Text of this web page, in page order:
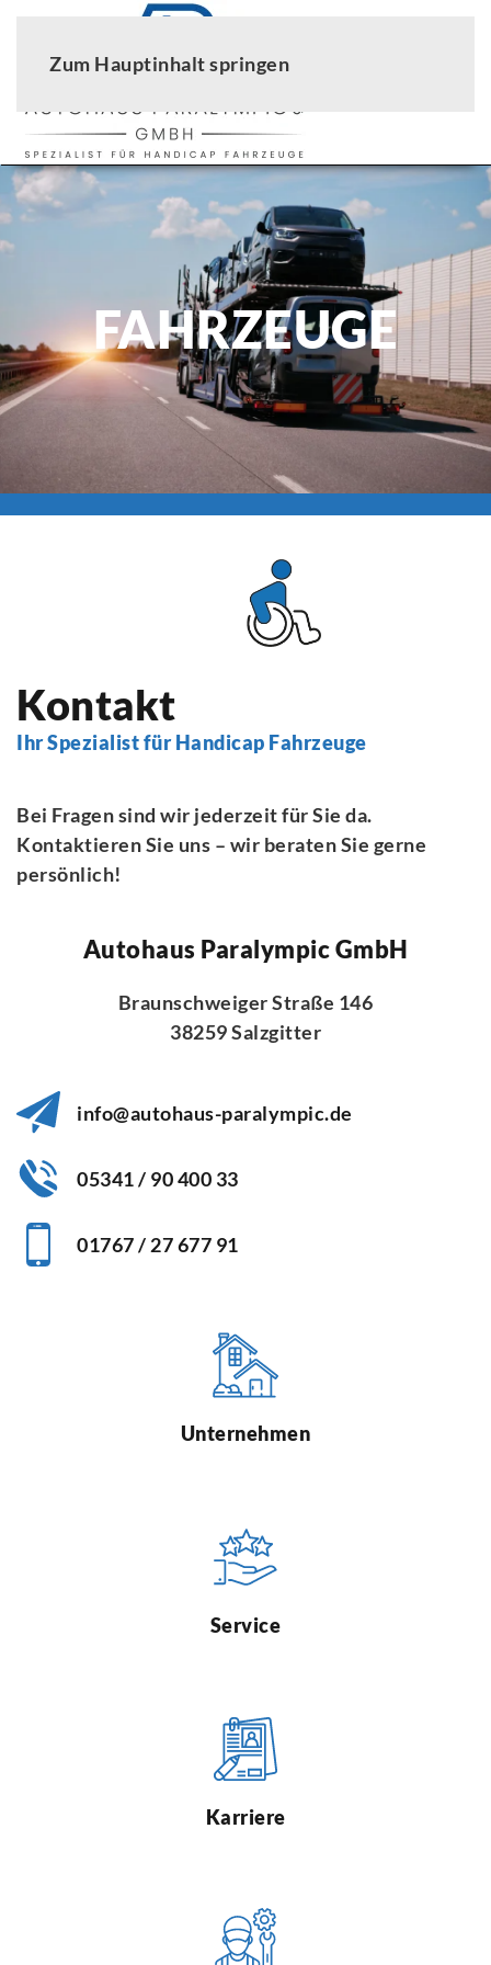
Zum Hauptinhalt springen
FAHRZEUGE
Kontakt
Ihr Spezialist für Handicap Fahrzeuge
Bei Fragen sind wir jederzeit für Sie da.
Kontaktieren Sie uns – wir beraten Sie gerne
persönlich!
Autohaus Paralympic GmbH
Braunschweiger Straße 146
38259 Salzgitter
info@autohaus-paralympic.de
05341 / 90 400 33
01767 / 27 677 91
Unternehmen
Service
Karriere